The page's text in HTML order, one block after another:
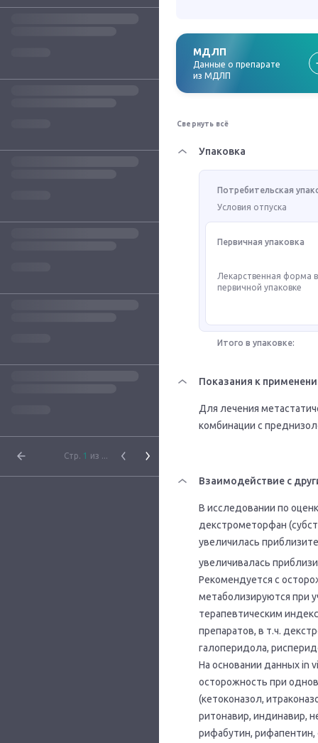
Стр. 1 из ...
МДЛП
Данные о препарате
из МДЛП
Свернуть всё
Упаковка
Потребительская
Условия отпуска
Первичная упаковка
Лекарственная форма
первичной упаковке
Итого в упаковке:
Показания к
Для лечения
комбинации с
Взаимодействие с
В исследовании по
декстрометорфан
увеличилась
увеличивалась
Рекомендуется с
метаболизируются при
терапевтическим
препаратов, в т.ч.
галоперидола,
На основании данных in
осторожность при
(кетоконазол,
ритонавир, индинавир,
рифабутин,